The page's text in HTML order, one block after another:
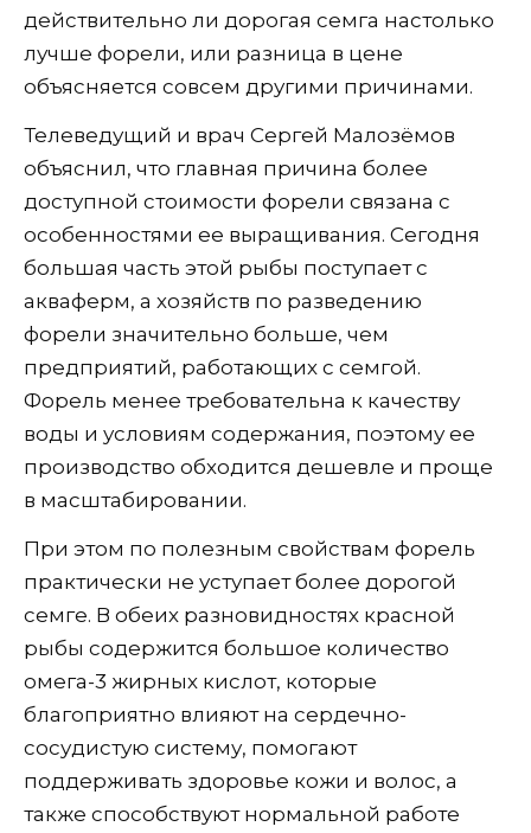
действительно ли дорогая семга настолько
лучше форели, или разница в цене
объясняется совсем другими причинами.
Телеведущий и врач Сергей Малозёмов
объяснил, что главная причина более
доступной стоимости форели связана с
особенностями ее выращивания. Сегодня
большая часть этой рыбы поступает с
акваферм, а хозяйств по разведению
форели значительно больше, чем
предприятий, работающих с семгой.
Форель менее требовательна к качеству
воды и условиям содержания, поэтому ее
производство обходится дешевле и проще
в масштабировании.
При этом по полезным свойствам форель
практически не уступает более дорогой
семге. В обеих разновидностях красной
рыбы содержится большое количество
омега-3 жирных кислот, которые
благоприятно влияют на сердечно-
сосудистую систему, помогают
поддерживать здоровье кожи и волос, а
также способствуют нормальной работе